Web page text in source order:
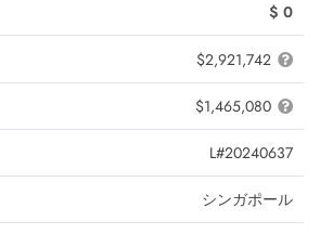
$ 0
$2,921,742
$1,465,080
L#20240637
シンガポール